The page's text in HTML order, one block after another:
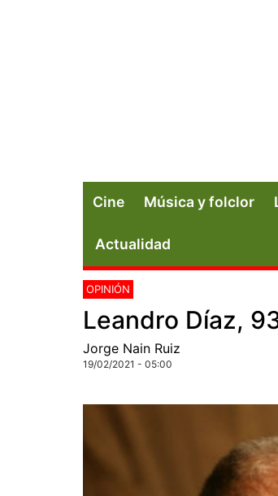
Cine Música y folclor
Actualidad
OPINIÓN
Leandro Díaz,
Jorge Nain Ruiz
19/02/2021 - 05:00